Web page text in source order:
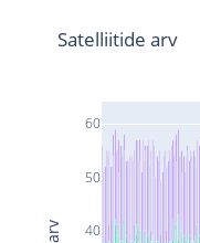
40
50
60
Satelliitide arv